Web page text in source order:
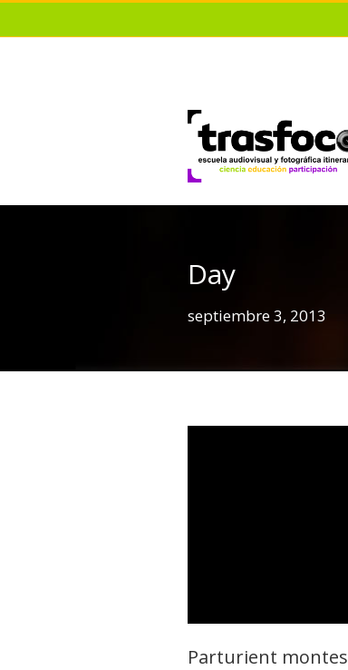
Day
septiembre 3, 2013
Parturient montes